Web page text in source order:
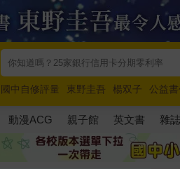
國中自修評量 東野圭吾 楊双子 公益書
唯紅花綻放
奧德賽 路邊攤新作 馬斯克
動漫ACG 親子館 英文書 雜誌